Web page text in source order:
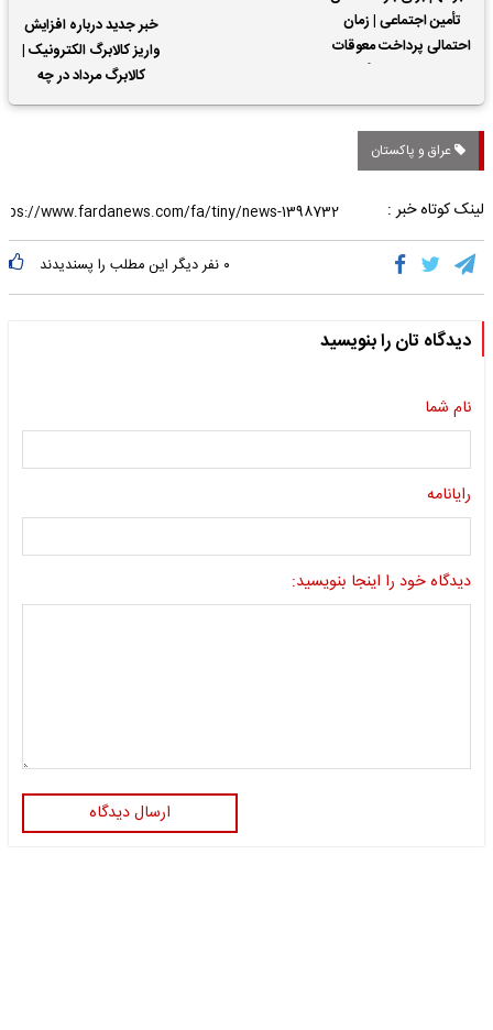
تأمین اجتماعی | زمان
احتمالی پرداخت معوقات
خبر جدید درباره افزایش
واریز کالابرگ الکترونیک |
کالابرگ مرداد در چه
تاریخی واریز خواهد شد؟
عراق و پاکستان
لینک کوتاه خبر :
۰ نفر دیگر این مطلب را پسندیدند
دیدگاه تان را بنویسید
نام شما
رایانامه
دیدگاه خود را اینجا بنویسید:
ارسال دیدگاه